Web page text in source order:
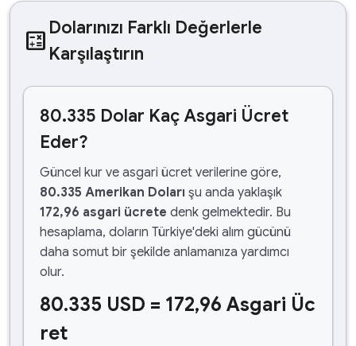
calculate Dolarınızı Farklı Değerlerle
Karşılaştırın
80.335 Dolar Kaç Asgari Ücret
Eder?
Güncel kur ve asgari ücret verilerine göre,
80.335 Amerikan Doları şu anda yaklaşık
172,96 asgari ücrete denk gelmektedir. Bu
hesaplama, doların Türkiye'deki alım gücünü
daha somut bir şekilde anlamanıza yardımcı
olur.
80.335 USD = 172,96 Asgari Üc
ret